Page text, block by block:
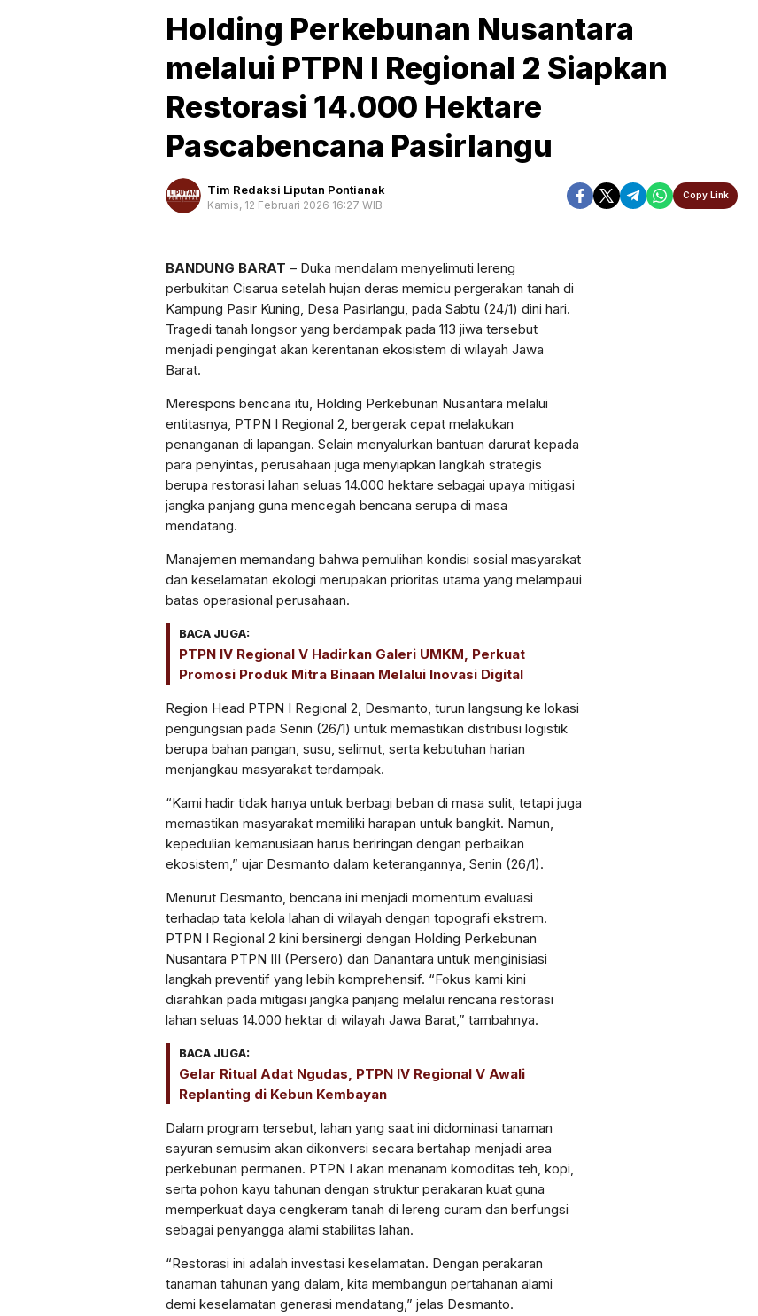
Holding Perkebunan Nusantara
melalui PTPN I Regional 2 Siapkan
Restorasi 14.000 Hektare
Pascabencana Pasirlangu
Tim Redaksi Liputan Pontianak
Kamis, 12 Februari 2026 16:27 WIB
Copy Link
BANDUNG BARAT – Duka mendalam menyelimuti lereng
perbukitan Cisarua setelah hujan deras memicu pergerakan tanah di
Kampung Pasir Kuning, Desa Pasirlangu, pada Sabtu (24/1) dini hari.
Tragedi tanah longsor yang berdampak pada 113 jiwa tersebut
menjadi pengingat akan kerentanan ekosistem di wilayah Jawa
Barat.
Merespons bencana itu, Holding Perkebunan Nusantara melalui
entitasnya, PTPN I Regional 2, bergerak cepat melakukan
penanganan di lapangan. Selain menyalurkan bantuan darurat kepada
para penyintas, perusahaan juga menyiapkan langkah strategis
berupa restorasi lahan seluas 14.000 hektare sebagai upaya mitigasi
jangka panjang guna mencegah bencana serupa di masa
mendatang.
Manajemen memandang bahwa pemulihan kondisi sosial masyarakat
dan keselamatan ekologi merupakan prioritas utama yang melampaui
batas operasional perusahaan.
BACA JUGA:
PTPN IV Regional V Hadirkan Galeri UMKM, Perkuat
Promosi Produk Mitra Binaan Melalui Inovasi Digital
Region Head PTPN I Regional 2, Desmanto, turun langsung ke lokasi
pengungsian pada Senin (26/1) untuk memastikan distribusi logistik
berupa bahan pangan, susu, selimut, serta kebutuhan harian
menjangkau masyarakat terdampak.
“Kami hadir tidak hanya untuk berbagi beban di masa sulit, tetapi juga
memastikan masyarakat memiliki harapan untuk bangkit. Namun,
kepedulian kemanusiaan harus beriringan dengan perbaikan
ekosistem,” ujar Desmanto dalam keterangannya, Senin (26/1).
Menurut Desmanto, bencana ini menjadi momentum evaluasi
terhadap tata kelola lahan di wilayah dengan topografi ekstrem.
PTPN I Regional 2 kini bersinergi dengan Holding Perkebunan
Nusantara PTPN III (Persero) dan Danantara untuk menginisiasi
langkah preventif yang lebih komprehensif. “Fokus kami kini
diarahkan pada mitigasi jangka panjang melalui rencana restorasi
lahan seluas 14.000 hektar di wilayah Jawa Barat,” tambahnya.
BACA JUGA:
Gelar Ritual Adat Ngudas, PTPN IV Regional V Awali
Replanting di Kebun Kembayan
Dalam program tersebut, lahan yang saat ini didominasi tanaman
sayuran semusim akan dikonversi secara bertahap menjadi area
perkebunan permanen. PTPN I akan menanam komoditas teh, kopi,
serta pohon kayu tahunan dengan struktur perakaran kuat guna
memperkuat daya cengkeram tanah di lereng curam dan berfungsi
sebagai penyangga alami stabilitas lahan.
“Restorasi ini adalah investasi keselamatan. Dengan perakaran
tanaman tahunan yang dalam, kita membangun pertahanan alami
demi keselamatan generasi mendatang,” jelas Desmanto.